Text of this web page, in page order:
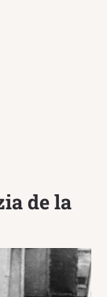
de la